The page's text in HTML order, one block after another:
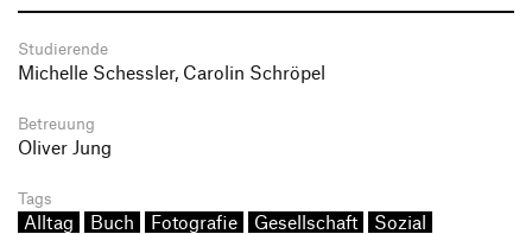
Studierende
Michelle Schessler, Carolin Schröpel
Betreuung
Oliver Jung
Tags
Alltag Buch Fotografie Gesellschaft Sozial